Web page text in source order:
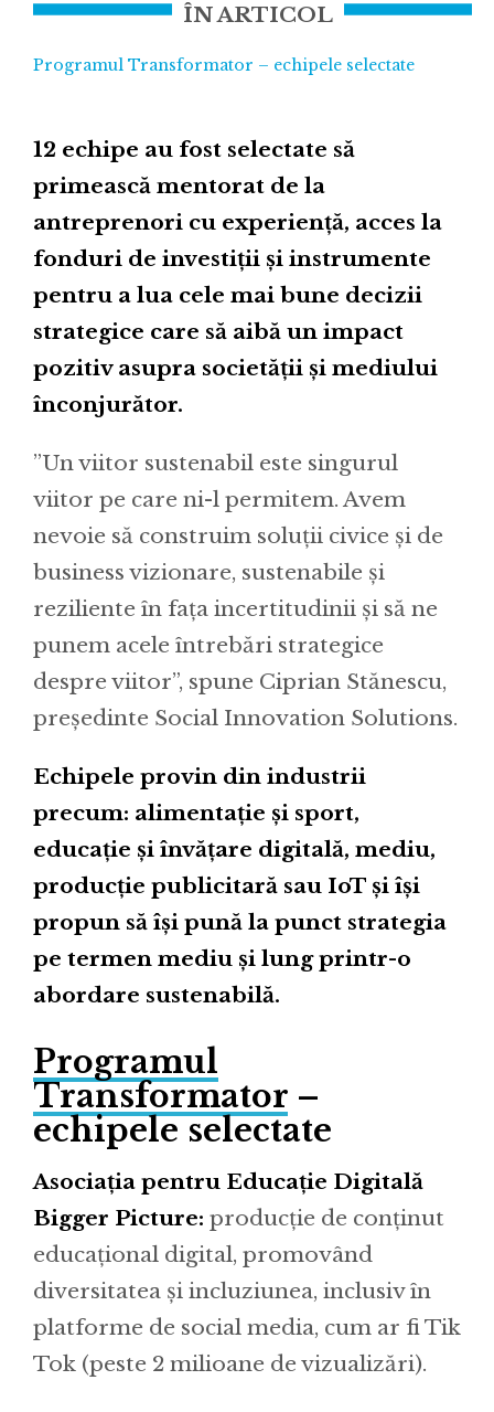
ÎN ARTICOL
Programul Transformator – echipele selectate
12 echipe au fost selectate să
primească mentorat de la
antreprenori cu experiență, acces la
fonduri de investiții și instrumente
pentru a lua cele mai bune decizii
strategice care să aibă un impact
pozitiv asupra societății și mediului
înconjurător.
”Un viitor sustenabil este singurul
viitor pe care ni-l permitem. Avem
nevoie să construim soluții civice și de
business vizionare, sustenabile și
reziliente în fața incertitudinii și să ne
punem acele întrebări strategice
despre viitor”, spune Ciprian Stănescu,
președinte Social Innovation Solutions.
Echipele provin din industrii
precum: alimentație și sport,
educație și învățare digitală, mediu,
producție publicitară sau IoT și își
propun să își pună la punct strategia
pe termen mediu și lung printr-o
abordare sustenabilă.
Programul
Transformator –
echipele selectate
Asociația pentru Educație Digitală
Bigger Picture: producție de conținut
educațional digital, promovând
diversitatea și incluziunea, inclusiv în
platforme de social media, cum ar fi Tik
Tok (peste 2 milioane de vizualizări).